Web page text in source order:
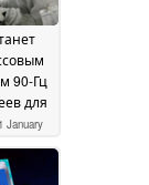
90-Гц
для
January